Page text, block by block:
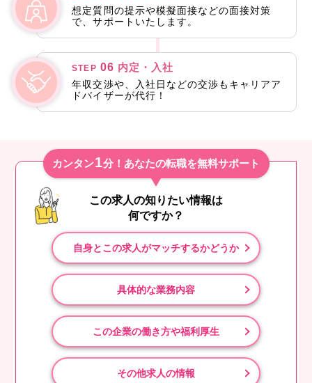
想定質問の提示や模擬面接などの面接対策
で、サポートいたします。
STEP 06 内定・入社
年収交渉や、入社日などの交渉もキャリアア
ドバイザーが代行！
カンタン1分！あなたの転職を無料サポート
この求人の知りたい情報は
何ですか？
自身とこの求人がマッチするかどうか
具体的な業務内容
この企業の働き方や福利厚生
その他求人の情報